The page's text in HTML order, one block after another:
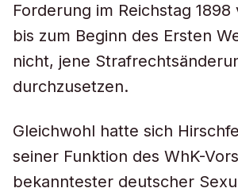
Forderung im Reichstag
bis zum Beginn des Ersten
nicht, jene
durchzusetzen.
Gleichwohl hatte sich
seiner Funktion des WhK-
bekanntester deutscher